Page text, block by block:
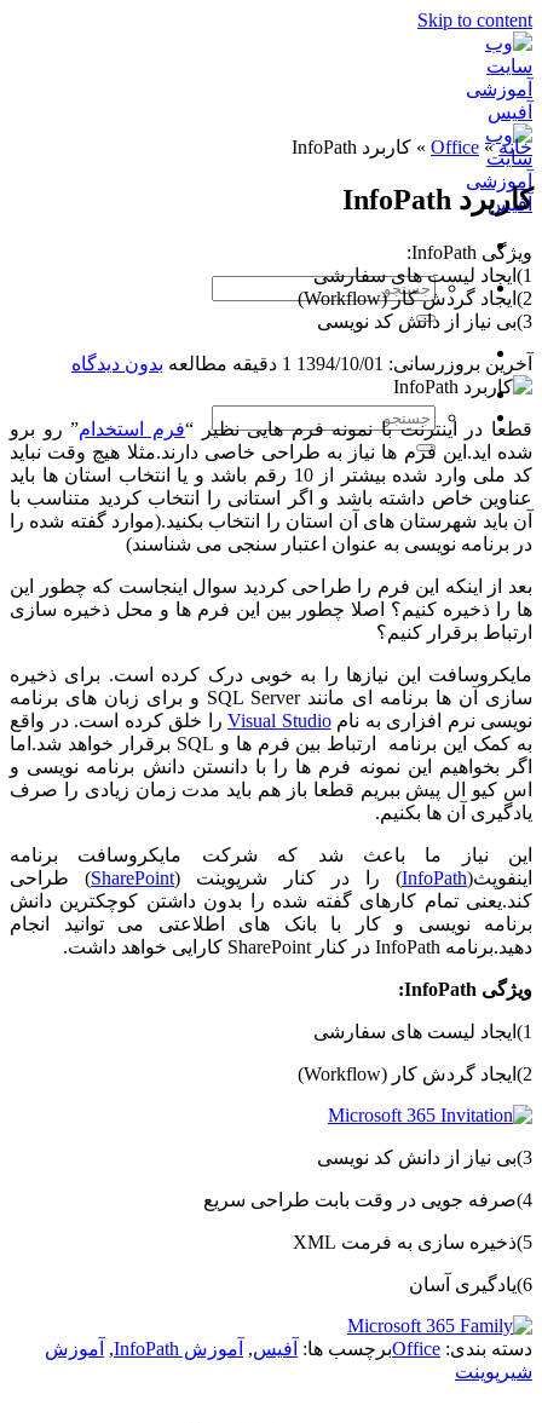
Skip to content
خانه»
Office
» کاربرد InfoPath
کاربرد InfoPath
ویژگی InfoPath:
1)ایجاد لیست های سفارشی
2)ایجاد گردش کار (Workflow)
3)بی نیاز از دانش کد نویسی
آخرین بروزرسانی: 1394/10/01 1 دقیقه مطالعه بدون دیدگاه
قطعا در اینترنت با نمونه فرم هایی نظیر “فرم استخدام” رو برو
شده اید.این فرم ها نیاز به طراحی خاصی دارند.مثلا هیچ وقت نباید
کد ملی وارد شده بیشتر از 10 رقم باشد و یا انتخاب استان ها باید
عناوین خاص داشته باشد و اگر استانی را انتخاب کردید متناسب با
آن باید شهرستان های آن استان را انتخاب بکنید.(موارد گفته شده را
در برنامه نویسی به عنوان اعتبار سنجی می شناسند)
بعد از اینکه این فرم را طراحی کردید سوال اینجاست که چطور این
ها را ذخیره کنیم؟ اصلا چطور بین این فرم ها و محل ذخیره سازی
ارتباط برقرار کنیم؟
مایکروسافت این نیازها را به خوبی درک کرده است. برای ذخیره
سازی آن ها برنامه ای مانند SQL Server و برای زبان های برنامه
نویسی نرم افزاری به نامVisual Studio را خلق کرده است. در واقع
به کمک این برنامه ارتباط بین فرم ها و SQL برقرار خواهد شد.اما
اگر بخواهیم این نمونه فرم ها را با دانستن دانش برنامه نویسی و
اس کیو ال پیش ببریم قطعا باز هم باید مدت زمان زیادی را صرف
یادگیری آن ها بکنیم.
این نیاز ما باعث شد که شرکت مایکروسافت برنامه
اینفوپث(InfoPath) را در کنار شرپوینت (SharePoint) طراحی
کند.یعنی تمام کارهای گفته شده را بدون داشتن کوچکترین دانش
برنامه نویسی و کار با بانک های اطلاعتی می توانید انجام
دهید.برنامه InfoPath در کنار SharePoint کارایی خواهد داشت.
ویژگی InfoPath:
1)ایجاد لیست های سفارشی
2)ایجاد گردش کار (Workflow)
3)بی نیاز از دانش کد نویسی
4)صرفه جویی در وقت بابت طراحی سریع
5)ذخیره سازی به فرمت XML
6)یادگیری آسان
دسته بندی: Officeبرچسب ها: آفیس, آموزش InfoPath , آموزش
شیرپوینت